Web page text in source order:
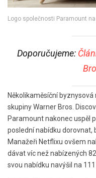
Logo společnosti Paramount
Doporučujeme:
Několikaměsíční
skupiny Warner Bros.
Paramount nakonec uspěl
poslední nabídku dorovnat,
Manažeři Netflixu ovšem
dávat víc než nabízených
svou nabídku navýšil na